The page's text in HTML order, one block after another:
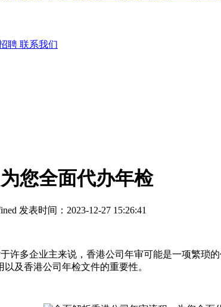
聘 联系我们
您全面代办年检
发表时间：2023-12-27 15:26:41
多企业主来说，香港公司年审可能是一项繁琐
及香港公司年检文件的重要性。